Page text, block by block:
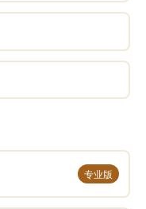
专业版